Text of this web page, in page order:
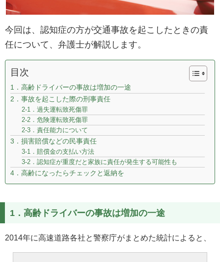
今回は、認知症の方が交通事故を起こしたときの責
任について、弁護士が解説します。
目次
1．高齢ドライバーの事故は増加の一途
2．事故を起こした際の刑事責任
2-1．過失運転致死傷罪
2-2．危険運転致死傷罪
2-3．責任能力について
3．損害賠償などの民事責任
3-1．賠償金の支払い方法
3-2．認知症が重度だと家族に責任が発生する可能性も
4．高齢になったらチェックと返納を
1．高齢ドライバーの事故は増加の一途
2014年に高速道路各社と警察庁がまとめた統計によると、